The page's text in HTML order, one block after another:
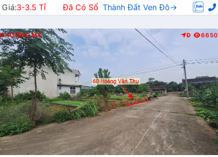
Giá:3-3.5 Tỉ Đã Có Sổ Thành Đất Ven Đô→
CHƯƠNG MỸ Đ 6650